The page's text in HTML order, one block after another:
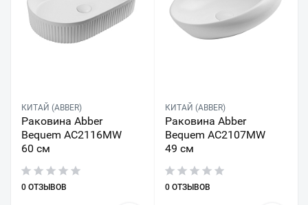
КИТАЙ (ABBER)
Раковина Abber
Bequem AC2116MW
60 см
0 ОТЗЫВОВ
КИТАЙ (ABBER)
Раковина Abber
Bequem AC2107MW
49 см
0 ОТЗЫВОВ